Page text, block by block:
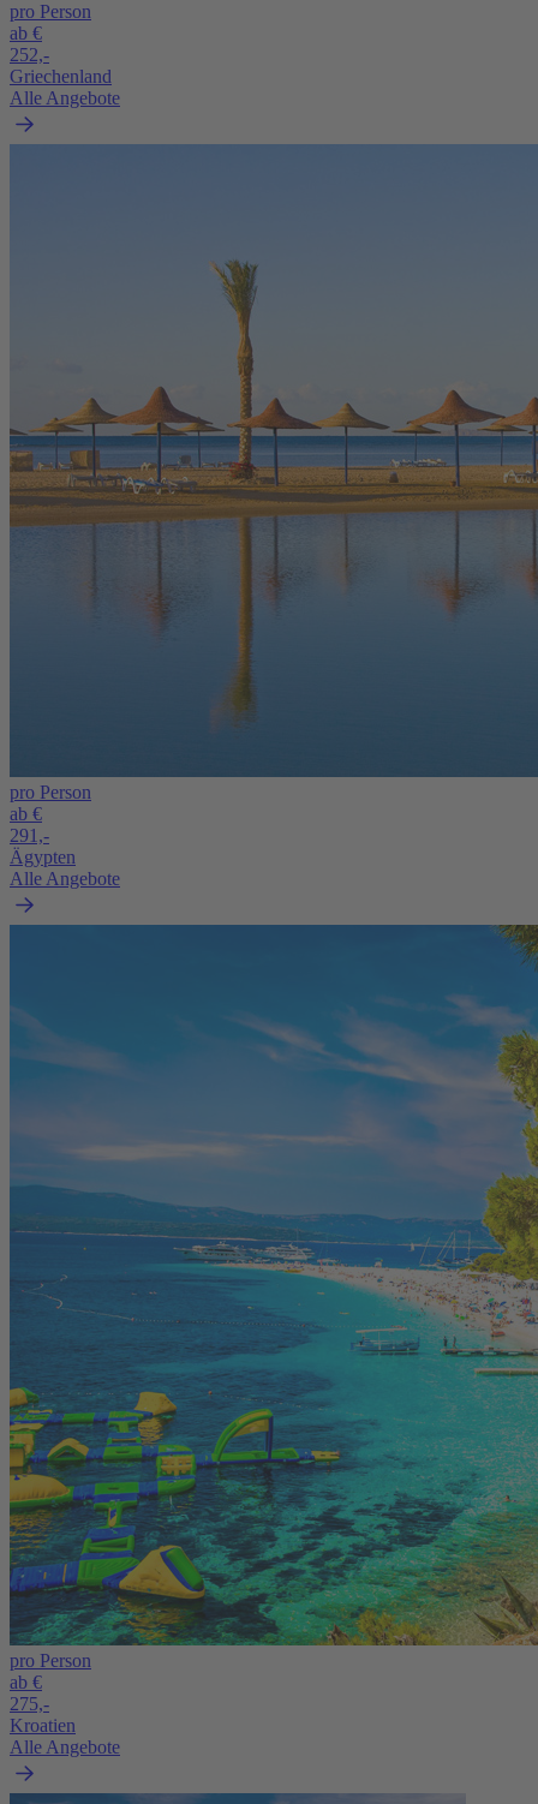
pro Person
ab €
252,-
Griechenland
Alle Angebote
pro Person
ab €
291,-
Ägypten
Alle Angebote
pro Person
ab €
275,-
Kroatien
Alle Angebote